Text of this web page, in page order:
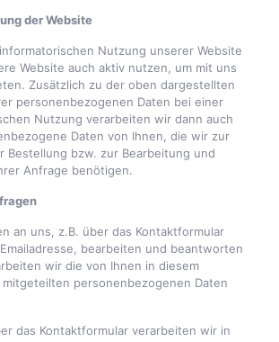
der Website
Nutzung unserer Website
Website auch aktiv nutzen, um mit uns
Zusätzlich zu der oben dargestellten
personenbezogenen Daten bei einer
Nutzung verarbeiten wir dann auch
Daten von Ihnen, die wir zur
Bestellung bzw. zur Bearbeitung und
Anfrage benötigen.
an uns, z.B. über das Kontaktformular
bearbeiten und beantworten
wir die von Ihnen in diesem
mitgeteilten personenbezogenen Daten
das Kontaktformular verarbeiten wir in